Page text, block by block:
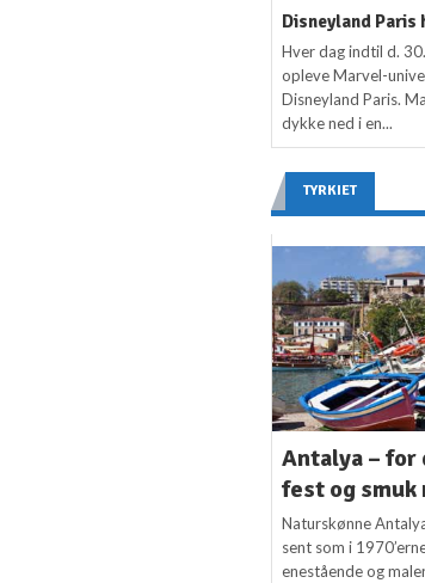
Disneyland
Hver dag indtil d.
opleve Marvel-
Disneyland Paris.
dykke ned i en...
TYRKIET
Antalya – for
fest og smuk
Naturskønne
sent som i
enestående og